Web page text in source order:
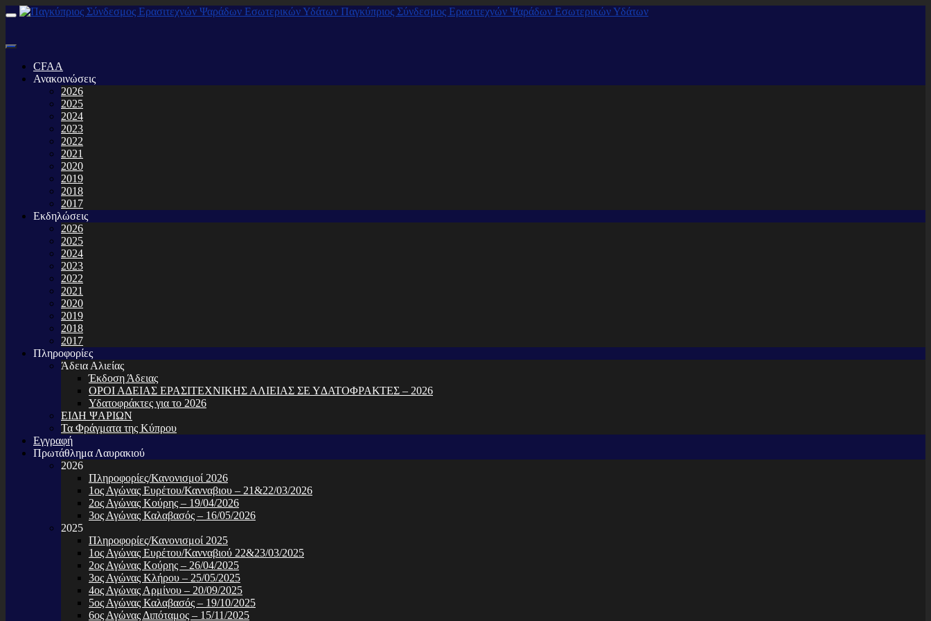
CFAA
Ανακοινώσεις
2026
2025
2024
2023
2022
2021
2020
2019
2018
2017
Εκδηλώσεις
2026
2025
2024
2023
2022
2021
2020
2019
2018
2017
Πληροφορίες
Άδεια Αλιείας
Έκδοση Άδειας
ΟΡΟΙ Α∆ΕΙΑΣ ΕΡΑΣΙΤΕΧΝΙΚΗΣ ΑΛΙΕΙΑΣ ΣΕ Υ∆ΑΤΟΦΡΑΚΤΕΣ – 2026
Υδατοφράκτες για το 2026
ΕΙΔΗ ΨΑΡΙΩΝ
Τα Φράγματα της Κύπρου
Εγγραφή
Πρωτάθλημα Λαυρακιού
2026
Πληροφορίες/Κανονισμοί 2026
1ος Αγώνας Ευρέτου/Κανναβιου – 21&22/03/2026
2ος Αγώνας Κούρης – 19/04/2026
3ος Αγώνας Καλαβασός – 16/05/2026
2025
Πληροφορίες/Κανονισμοί 2025
1ος Αγώνας Ευρέτου/Κανναβιού 22&23/03/2025
2ος Αγώνας Κούρης – 26/04/2025
3ος Αγώνας Κλήρου – 25/05/2025
4ος Αγώνας Αρμίνου – 20/09/2025
5ος Αγώνας Καλαβασός – 19/10/2025
6ος Αγώνας Διπόταμος – 15/11/2025